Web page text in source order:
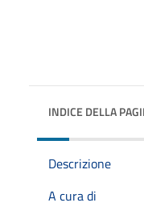
INDICE DELLA
Descrizione
A cura di